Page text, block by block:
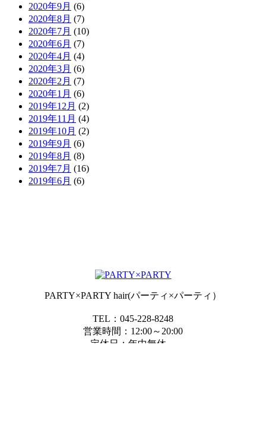
2020年9月 (6)
2020年8月 (7)
2020年7月 (10)
2020年6月 (7)
2020年4月 (4)
2020年3月 (6)
2020年2月 (7)
2020年1月 (6)
2019年12月 (2)
2019年11月 (4)
2019年10月 (2)
2019年9月 (6)
2019年8月 (8)
2019年7月 (16)
2019年6月 (6)
PARTY×PARTY hair(パーティ×パーティ）
TEL：045-228-8248
営業時間：12:00～20:00
定休日：年中無休